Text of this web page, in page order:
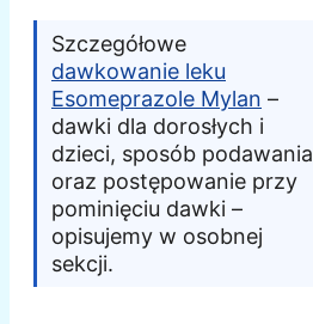
Szczegółowe
dawkowanie leku
Esomeprazole Mylan –
dawki dla dorosłych i
dzieci, sposób podawania
oraz postępowanie przy
pominięciu dawki –
opisujemy w osobnej
sekcji.